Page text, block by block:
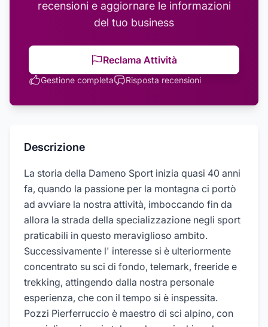
recensioni e aggiornare le informazioni
del tuo business
Reclama Attività
Gestione completa Risposta recensioni
Descrizione
La storia della Dameno Sport inizia quasi 40 anni
fa, quando la passione per la montagna ci portò
ad avviare la nostra attività, imboccando fin da
allora la strada della specializzazione negli sport
praticabili in questo meraviglioso ambito.
Successivamente l' interesse si è ulteriormente
concentrato su sci di fondo, telemark, freeride e
trekking, attingendo dalla nostra personale
esperienza, che con il tempo si è inspessita.
Pozzi Pierferruccio è maestro di sci alpino, con